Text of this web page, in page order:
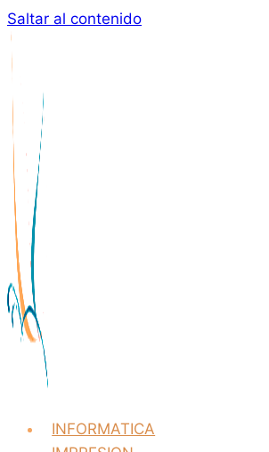
Saltar al contenido
INFORMATICA